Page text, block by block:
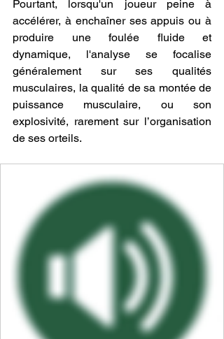
Pourtant, lorsqu'un joueur peine à
accélérer, à enchaîner ses appuis ou à
produire une foulée fluide et
dynamique, l'analyse se focalise
généralement sur ses qualités
musculaires, la qualité de sa montée de
puissance musculaire, ou son
explosivité, rarement sur l’organisation
de ses orteils.